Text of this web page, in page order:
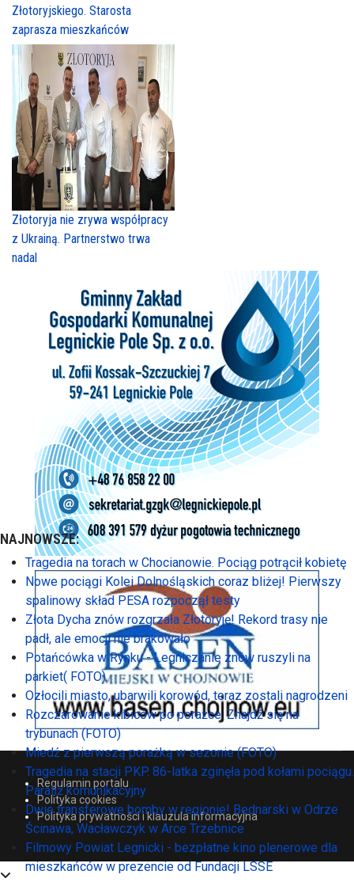
Złotoryjskiego. Starosta
zaprasza mieszkańców
Złotoryja nie zrywa współpracy
z Ukrainą. Partnerstwo trwa
nadal
Regulamin portalu
Polityka cookies
Polityka prywatności i klauzula informacyjna
NAJNOWSZE:
Tragedia na torach w Chocianowie. Pociąg potrącił kobietę
Nowe pociągi Kolei Dolnośląskich coraz bliżej! Pierwszy
spalinowy skład PESA rozpoczął testy
Złota Dycha znów rozgrzała Złotoryję! Rekord trasy nie
padł, ale emocji nie brakowało
Potańcówka w Rynku - Legniczanie znów ruszyli na
parkiet( FOTO)
Ozłocili miasto, ubarwili korowód, teraz zostali nagrodzeni
Rozczarowanie kibiców po porażce. Znajdź się na
trybunach (FOTO)
Miedź z pierwszą porażką w sezonie (FOTO)
Tragedia na stacji PKP. 86-latka zginęła pod kołami pociągu.
Paraliż komunikacyjny
Dwie transferowe bomby w regionie! Bednarski w Odrze
Ścinawa, Wacławczyk w Arce Trzebnice
Filmowy Powiat Legnicki - bezpłatne kino plenerowe dla
mieszkańców w prezencie od Fundacji LSSE